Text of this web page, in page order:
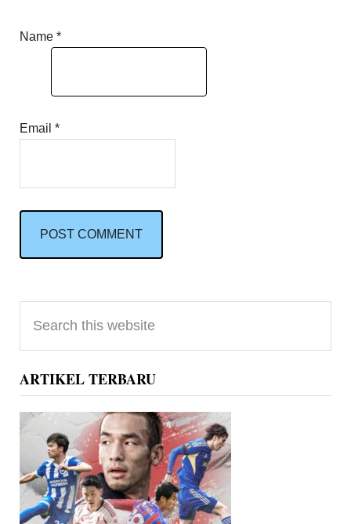
Name*
Email*
Primary
Sidebar
this
website
ARTIKEL TERBARU